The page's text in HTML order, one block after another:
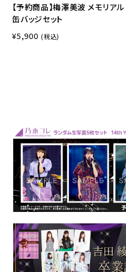
【予約商品】梅澤美波 メモリアル
缶バッジセット
¥5,900 (税込)